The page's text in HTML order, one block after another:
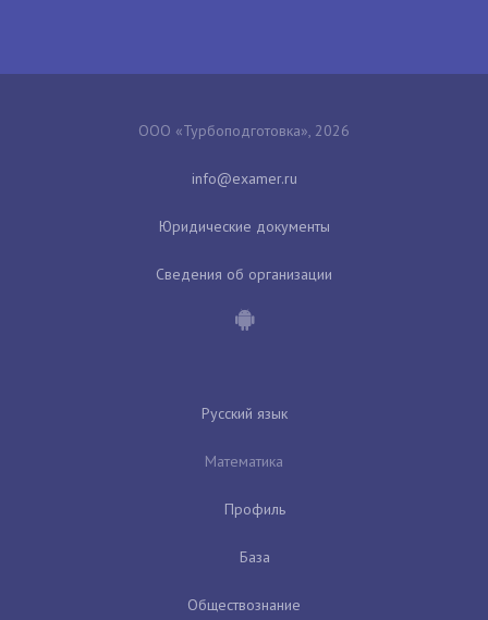
ООО «Турбоподготовка», 2026
Юридические документы
Сведения об организации
Русский язык
Математика
Профиль
База
Обществознание